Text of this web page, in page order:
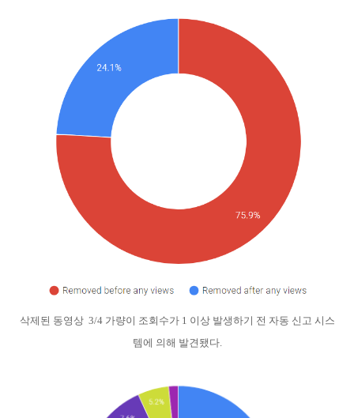
삭제된 동영상 3/4 가량이 조회수가 1 이상 발생하기 전 자동 신고 시스
템에 의해 발견됐다.